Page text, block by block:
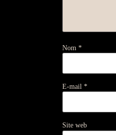
Nom *
E-mail *
Site web